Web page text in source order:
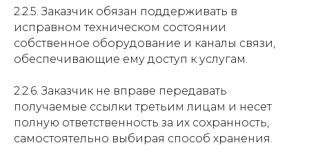
2.2.5. Заказчик обязан поддерживать в
исправном техническом состоянии
собственное оборудование и каналы связи,
обеспечивающие ему доступ к услугам.
2.2.6. Заказчик не вправе передавать
получаемые ссылки третьим лицам и несет
полную ответственность за их сохранность,
самостоятельно выбирая способ хранения.